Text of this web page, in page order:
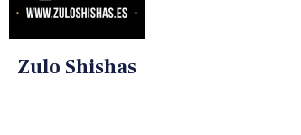
Zulo Shishas